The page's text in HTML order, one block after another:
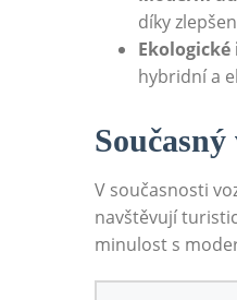
díky
hybridní a⁤
V současnosti
navštěvují
minulost s